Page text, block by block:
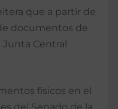
que a partir de
documentos de
Junta Central
físicos en el